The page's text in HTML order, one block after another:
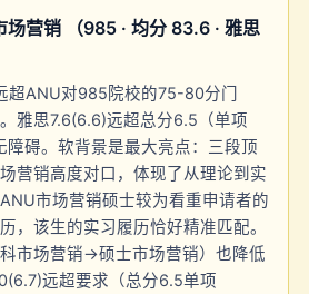
营销 （985 · 均分 83.6 · 雅思
超ANU对985院校的75-80分门
雅思7.6(6.6)远超总分6.5（单项
障碍。软背景是最大亮点：三段顶
营销高度对口，体现了从理论到实
市场营销硕士较为看重申请者的
，该生的实习履历恰好精准匹配。
市场营销→硕士市场营销）也降低
远超要求（总分6.5单项